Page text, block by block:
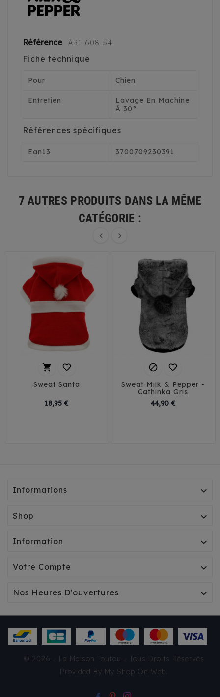
Référence AR1-608-54
Fiche technique
Pour Chien
Entretien
Lavage En Machine
À 30°
Références spécifiques
Ean13 3700709230391
7 AUTRES PRODUITS DANS LA MÊME
CATÉGORIE :
 
 
Sweat Santa
18,95 €
 
Sweat Milk & Pepper -
Cathinka Gris
44,90 €Prix
SWEAT MILK & PEPPER -
23,96 €
34,23 €
Informations 
Shop 
Information 
Votre Compte 
Nos Heures D'ouvertures 
© 2026 - La Maison Toutou - Tous Droits Réservés
Provided By My Shop On Web